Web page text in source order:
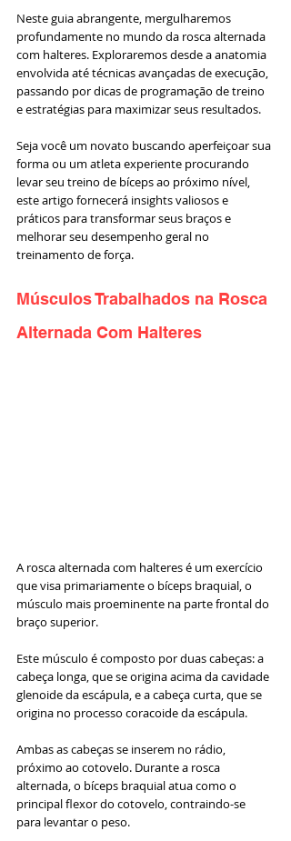
Neste guia abrangente, mergulharemos
profundamente no mundo da rosca alternada
com halteres. Exploraremos desde a anatomia
envolvida até técnicas avançadas de execução,
passando por dicas de programação de treino
e estratégias para maximizar seus resultados.
Seja você um novato buscando aperfeiçoar sua
forma ou um atleta experiente procurando
levar seu treino de bíceps ao próximo nível,
este artigo fornecerá insights valiosos e
práticos para transformar seus braços e
melhorar seu desempenho geral no
treinamento de força.
Músculos Trabalhados na Rosca
Alternada Com Halteres
A rosca alternada com halteres é um exercício
que visa primariamente o bíceps braquial, o
músculo mais proeminente na parte frontal do
braço superior.
Este músculo é composto por duas cabeças: a
cabeça longa, que se origina acima da cavidade
glenoide da escápula, e a cabeça curta, que se
origina no processo coracoide da escápula.
Ambas as cabeças se inserem no rádio,
próximo ao cotovelo. Durante a rosca
alternada, o bíceps braquial atua como o
principal flexor do cotovelo, contraindo-se
para levantar o peso.